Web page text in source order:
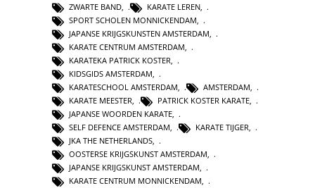
ZWARTE BAND
KARATE LEREN
SPORT SCHOLEN MONNICKENDAM
JAPANSE KRIJGSKUNSTEN AMSTERDAM
KARATE CENTRUM AMSTERDAM
KARATEKA PATRICK KOSTER
KIDSGIDS AMSTERDAM
KARATESCHOOL AMSTERDAM
AMSTERDAM
KARATE MEESTER
PATRICK KOSTER KARATE
JAPANSE WOORDEN KARATE,
SELF DEFENCE AMSTERDAM, KARATE TIJGER,
JKA THE NETHERLANDS,
OOSTERSE KRIJGSKUNST AMSTERDAM,
JAPANSE KRIJGSKUNST AMSTERDAM,
KARATE CENTRUM MONNICKENDAM,